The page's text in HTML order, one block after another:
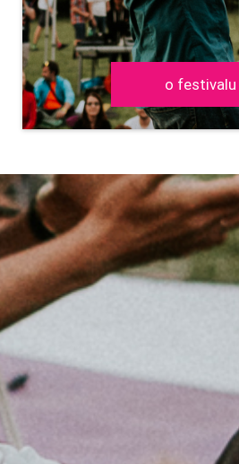
o festivalu